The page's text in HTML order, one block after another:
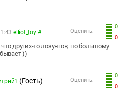
0
0
Оценить:
elliot_toy #
других-то лозунгов, по большому
))
0
0
Оценить:
(Гость)